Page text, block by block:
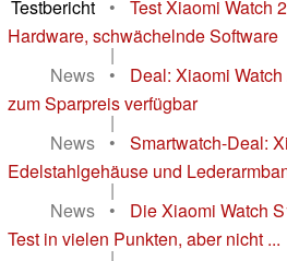
Testbericht
•
Test Xiaomi Watch
Hardware, schwächelnde Software
|
News
•
Deal: Xiaomi
zum Sparpreis verfügbar
|
News
•
Smartwatch-Deal:
Edelstahlgehäuse und
|
News
•
Die Xiaomi Watch
Test in vielen Punkten, aber nicht ...